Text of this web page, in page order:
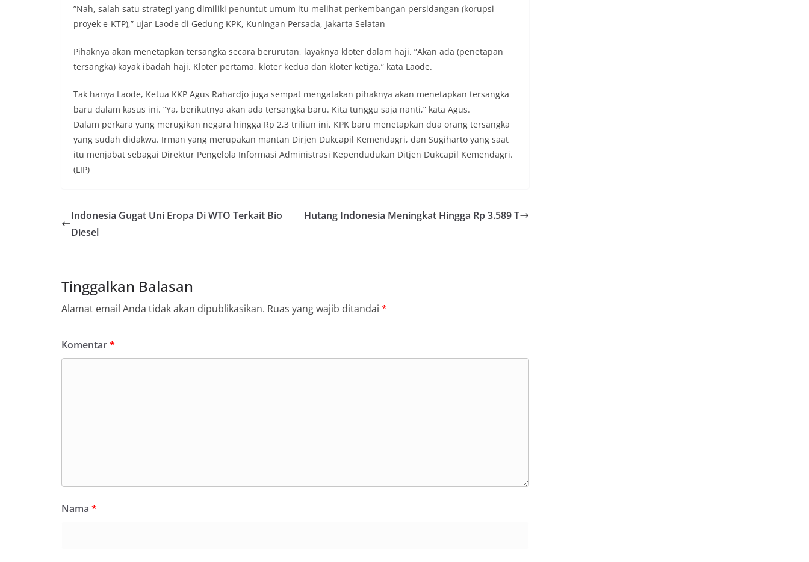
‎‎”Nah, salah satu strategi yang dimiliki penuntut umum itu melihat perkembangan persidangan (korupsi
proyek e-KTP),” ujar Laode di Gedung KPK, Kuningan Persada, Jakarta Selatan
Pihaknya akan menetapkan tersangka secara berurutan, layaknya kloter dalam haji. ‎”Akan ada (penetapan
tersangka) kayak ibadah haji. Kloter pertama, kloter kedua dan kloter ketiga,” kata Laode.
Tak hanya Laode, Ketua KKP Agus Rahardjo juga sempat mengatakan pihaknya akan menetapkan tersangka
baru dalam kasus ini. “Ya, berikutnya akan ada tersangka baru. Kita tunggu saja nanti,” kata Agus.
Dalam perkara yang merugikan negara hingga Rp 2,3 triliun ini, KPK baru menetapkan dua orang tersangka
yang sudah didakwa. Irman yang merupakan mantan Dirjen Dukcapil Kemendagri, dan Sugiharto yang saat
itu menjabat sebagai Direktur Pengelola Informasi Administrasi Kependudukan Ditjen Dukcapil Kemendagri.
(LIP)
Indonesia Gugat Uni Eropa Di WTO Terkait Bio
Diesel
Hutang Indonesia Meningkat Hingga Rp 3.589 T
Tinggalkan Balasan
Alamat email Anda tidak akan dipublikasikan. Ruas yang wajib ditandai *
Komentar*
Nama *